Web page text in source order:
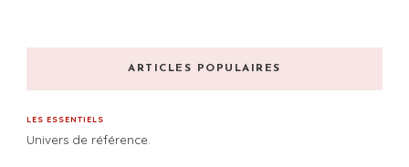
ARTICLES POPULAIRES
LES ESSENTIELS
Univers de référence.